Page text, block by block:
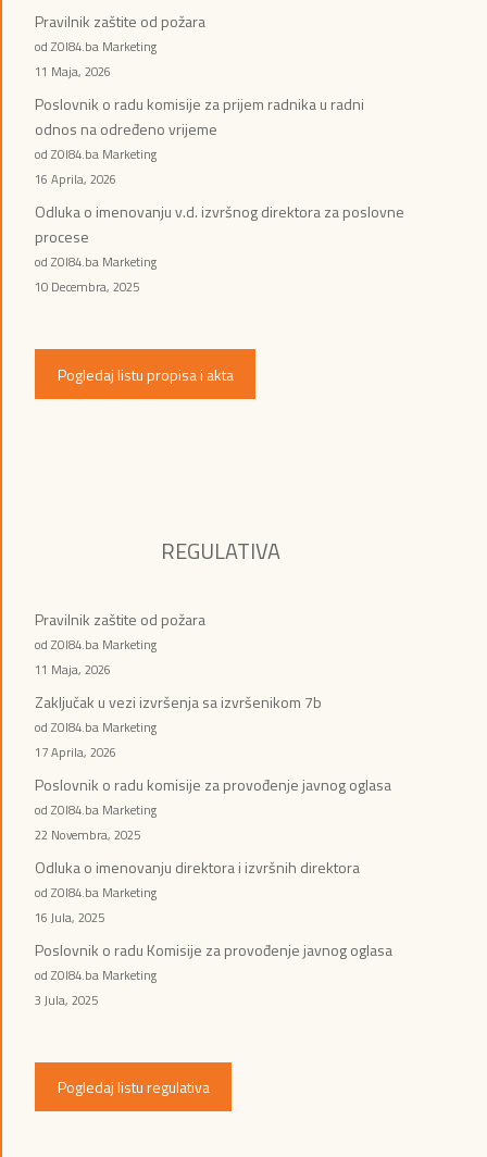
Pravilnik zaštite od požara
od ZOI84.ba Marketing
11 Maja, 2026
Poslovnik o radu komisije za prijem radnika u radni
odnos na određeno vrijeme
od ZOI84.ba Marketing
16 Aprila, 2026
Odluka o imenovanju v.d. izvršnog direktora za poslovne
procese
od ZOI84.ba Marketing
10 Decembra, 2025
Pogledaj listu propisa i akta
REGULATIVA
Pravilnik zaštite od požara
od ZOI84.ba Marketing
11 Maja, 2026
Zaključak u vezi izvršenja sa izvršenikom 7b
od ZOI84.ba Marketing
17 Aprila, 2026
Poslovnik o radu komisije za provođenje javnog oglasa
od ZOI84.ba Marketing
22 Novembra, 2025
Odluka o imenovanju direktora i izvršnih direktora
od ZOI84.ba Marketing
16 Jula, 2025
Poslovnik o radu Komisije za provođenje javnog oglasa
od ZOI84.ba Marketing
3 Jula, 2025
Pogledaj listu regulativa